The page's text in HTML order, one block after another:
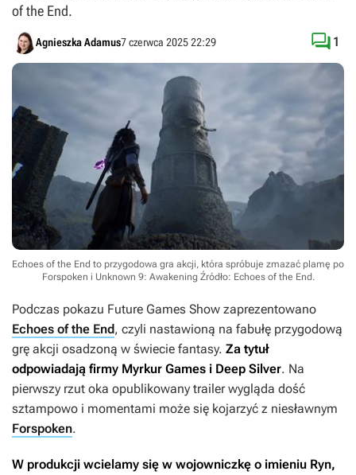
of the End.
Agnieszka Adamus7 czerwca 2025 22:29  1
Echoes of the End to przygodowa gra akcji, która spróbuje zmazać plamę po
Forspoken i Unknown 9: Awakening Źródło: Echoes of the End .
Podczas pokazu Future Games Show zaprezentowano
Echoes of the End, czyli nastawioną na fabułę przygodową
grę akcji osadzoną w świecie fantasy. Za tytuł
odpowiadają firmy Myrkur Games i Deep Silver. Na
pierwszy rzut oka opublikowany trailer wygląda dość
sztampowo i momentami może się kojarzyć z niesławnym
Forspoken.
W produkcji wcielamy się w wojowniczkę o imieniu Ryn,